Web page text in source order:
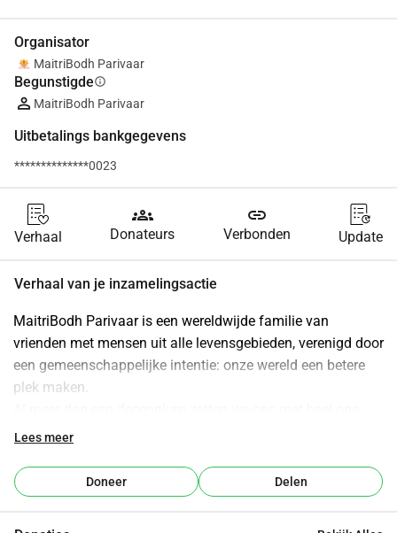
Organisator
MaitriBodh Parivaar
Begunstigdeinfo
MaitriBodh Parivaar
Uitbetalings bankgegevens
**************0023
Verhaal
groups
Donateurs
link
Verbonden Update
Verhaal van je inzamelingsactie
MaitriBodh Parivaar is een wereldwijde familie van
vrienden met mensen uit alle levensgebieden, verenigd door
een gemeenschappelijke intentie: onze wereld een betere
plek maken.
hart in om liefde, vrede en vriendschap in gemeenschappen
één familie".
Door onze sociale en milieuprojecten, evenals spirituele
Lees meer
Doneer Delen